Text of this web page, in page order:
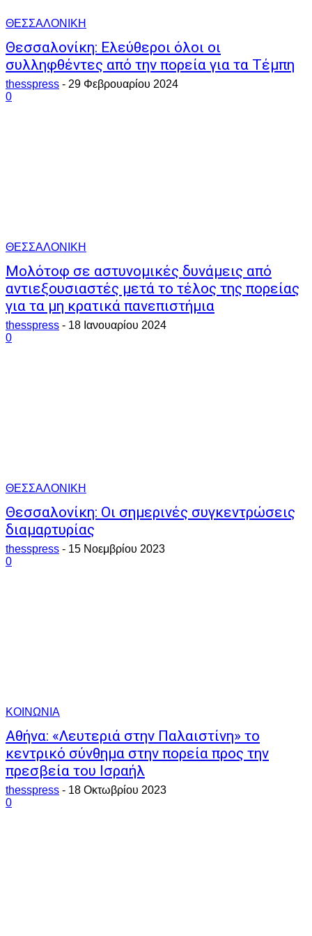
ΘΕΣΣΑΛΟΝΙΚΗ
Θεσσαλονίκη: Ελεύθεροι όλοι οι
συλληφθέντες από την πορεία για τα Τέμπη
thesspress - 29 Φεβρουαρίου 2024
0
ΘΕΣΣΑΛΟΝΙΚΗ
Μολότοφ σε αστυνομικές δυνάμεις από
αντιεξουσιαστές μετά το τέλος της πορείας
για τα μη κρατικά πανεπιστήμια
thesspress - 18 Ιανουαρίου 2024
0
ΘΕΣΣΑΛΟΝΙΚΗ
Θεσσαλονίκη: Οι σημερινές συγκεντρώσεις
διαμαρτυρίας
thesspress - 15 Νοεμβρίου 2023
0
ΚΟΙΝΩΝΙΑ
Αθήνα: «Λευτεριά στην Παλαιστίνη» το
κεντρικό σύνθημα στην πορεία προς την
πρεσβεία του Ισραήλ
thesspress - 18 Οκτωβρίου 2023
0